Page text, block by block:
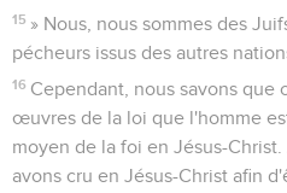
15 » Nous, nous sommes des
pécheurs issus des autres
16 Cependant, nous savons que
œuvres de la loi que l'homme
moyen de la foi en Jésus-
avons cru en Jésus-Christ afin